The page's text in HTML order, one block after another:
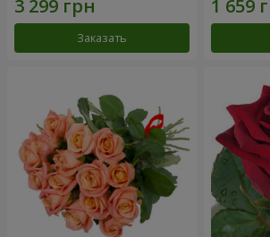
Заказать